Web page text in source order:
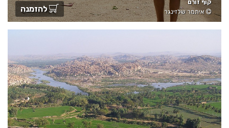
קוף זורם
איתמר שלזינגר
להזמנה